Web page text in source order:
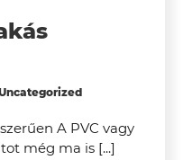
A PVC vagy
még ma is [...]